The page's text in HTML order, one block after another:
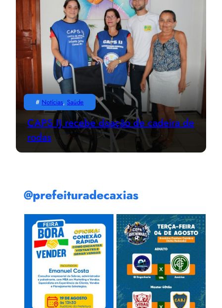
# Notícias, Saúde
CAPS IJ recebe doação de cadeira de
rodas
@prefeituradecaxias